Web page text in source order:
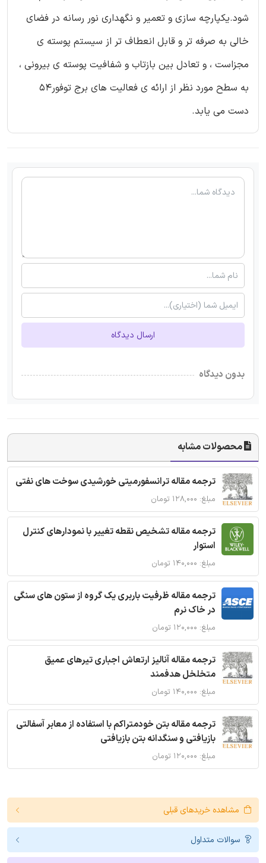
شود.یکپارچه سازی و تعمیر و نگهداری نور رسانه در فضای
خالی به صرفه تر و قابل انعطاف تر از سیستم پوسته ی
مجزاست ، و تعادل بین بازتاب و شفافیت پوسته ی بیرونی ،
به سطح مورد نظر از ارائه ی فعالیت های برج توفور54
دست می یابد.
ارسال دیدگاه
بدون دیدگاه
محصولات مشابه
ترجمه مقاله ترانسفورمیتی خورشیدی سوخت های نفتی
مبلغ: ۱۲۸,۰۰۰ تومان
ترجمه مقاله تشخیص نقطه تغییر با نمودارهای کنترل
استوار
مبلغ: ۱۴۰,۰۰۰ تومان
ترجمه مقاله ظرفیت باربری یک گروه از ستون های سنگی
در خاک نرم
مبلغ: ۱۲۰,۰۰۰ تومان
ترجمه مقاله آنالیز ارتعاش اجباری تیرهای عمیق
متخلخل هدفمند
مبلغ: ۱۴۰,۰۰۰ تومان
ترجمه مقاله بتن خودمتراکم با استفاده از معابر آسفالتی
بازیافتی و سنگدانه بتن بازیافتی
مبلغ: ۱۲۰,۰۰۰ تومان
مشاهده خریدهای قبلی
سوالات متداول